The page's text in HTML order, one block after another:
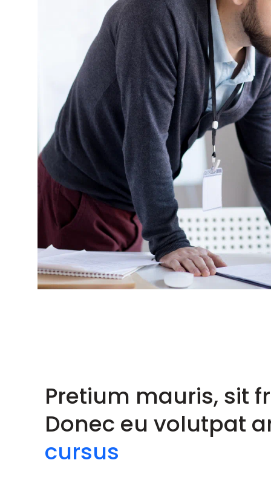
Pretium mauris, sit
Donec eu volutpat
cursus